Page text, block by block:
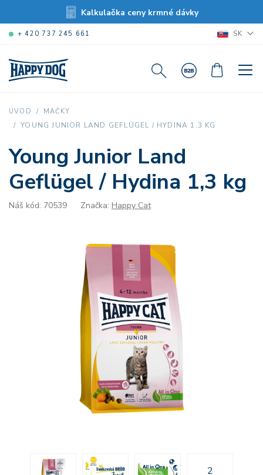
Kalkulačka ceny krmné dávky
+ 420 737 245 661 SK
ÚVOD MAČKY
YOUNG JUNIOR LAND GEFLÜGEL / HYDINA 1,3 KG
Young Junior Land
Geflügel / Hydina 1,3 kg
Náš kód: 70539 Značka: Happy Cat
2